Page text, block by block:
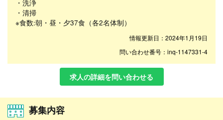
・洗浄
・清掃
※食数:朝・昼・夕37食（各2名体制）
情報更新日：2024年1月19日
問い合わせ番号：inq-1147331-4
求人の詳細を問い合わせる
募集内容